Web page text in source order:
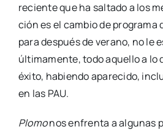
recien­te que ha sal­ta­do a los
ción es el cam­bio de pro­gra­ma
para des­pués de verano, no le
últi­ma­men­te, todo aque­llo a lo
éxi­to, habien­do apa­re­ci­do,
en las PAU.
Plo­monos enfren­ta a algu­nas